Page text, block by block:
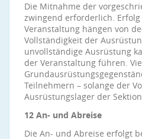
Die Mitnahme der
zwingend erforderlich.
Veranstaltung hängen von
Vollständigkeit der
unvollständige Ausrüstung
der Veranstaltung führen.
Teilnehmern – solange der
Ausrüstungslager der
12 An- und Abreise
Die An- und Abreise erfolgt